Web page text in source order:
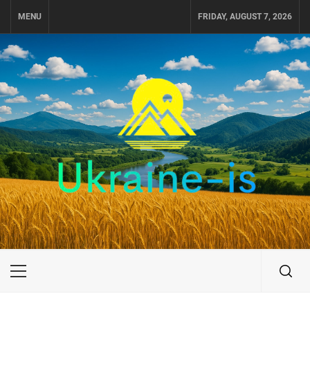
MENU FRIDAY, AUGUST 7, 2026
UKRAINE-IS
ПУТЕШЕСТВИЕ ПО УКРАИНЕ
Primary